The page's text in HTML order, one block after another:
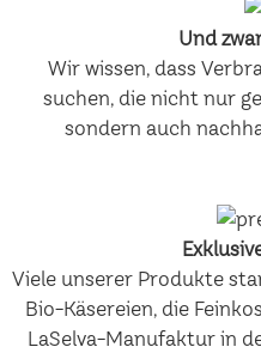
Und
Wir wissen, dass
suchen, die nicht nur
sondern auch
Viele unserer Produkte
Bio-Käsereien, die
LaSelva-Manufaktur in